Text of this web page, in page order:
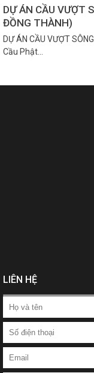
DỰ ÁN CẦU VƯỢT
ĐỒNG THÀNH)
DỰ ÁN CẦU VƯỢT
Cầu Phật…
LIÊN HỆ